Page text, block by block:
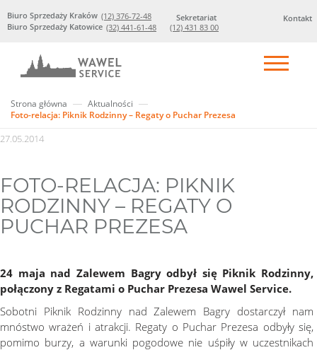
Kontakt
Biuro Sprzedaży Kraków (12) 376-72-48
Biuro Sprzedaży Katowice (32) 441-61-48
Sekretariat
(12) 431 83 00
Strona główna
Aktualności
Foto-relacja: Piknik Rodzinny – Regaty o Puchar Prezesa
27.05.2014
FOTO-RELACJA: PIKNIK
RODZINNY – REGATY O
PUCHAR PREZESA
24 maja nad Zalewem Bagry odbył się Piknik Rodzinny,
połączony z Regatami o Puchar Prezesa Wawel Service.
Sobotni Piknik Rodzinny nad Zalewem Bagry dostarczył nam
mnóstwo wrażeń i atrakcji. Regaty o Puchar Prezesa odbyły się,
pomimo burzy, a warunki pogodowe nie uśpiły w uczestnikach